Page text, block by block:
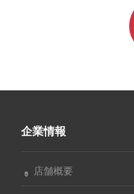
企業情報
店舗概要